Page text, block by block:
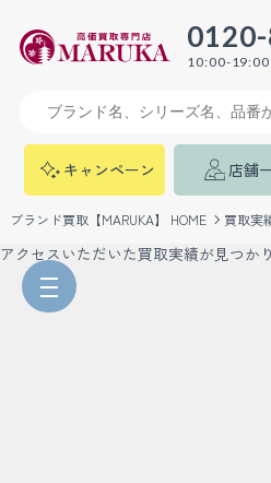
10:00-19:00
キャンペーン 店舗
ブランド買取【MARUKA】 HOME 買取実
アクセスいただいた買取実績が見つか